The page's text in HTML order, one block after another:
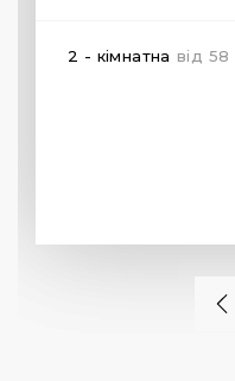
2 - кімнатна від 58